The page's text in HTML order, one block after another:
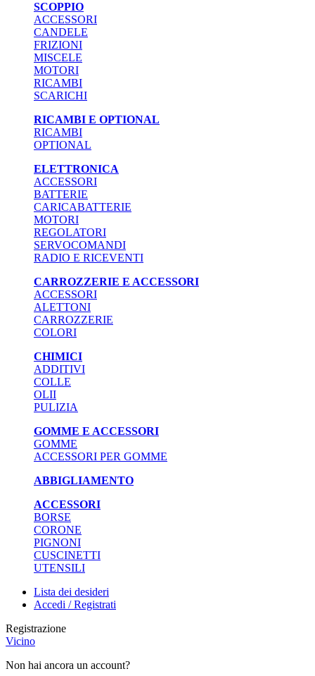
SCOPPIO
ACCESSORI
CANDELE
FRIZIONI
MISCELE
MOTORI
RICAMBI
SCARICHI
RICAMBI E OPTIONAL
RICAMBI
OPTIONAL
ELETTRONICA
ACCESSORI
BATTERIE
CARICABATTERIE
MOTORI
REGOLATORI
SERVOCOMANDI
RADIO E RICEVENTI
CARROZZERIE E ACCESSORI
ACCESSORI
ALETTONI
CARROZZERIE
COLORI
CHIMICI
ADDITIVI
COLLE
OLII
PULIZIA
GOMME E ACCESSORI
GOMME
ACCESSORI PER GOMME
ABBIGLIAMENTO
ACCESSORI
BORSE
CORONE
PIGNONI
CUSCINETTI
UTENSILI
Lista dei desideri
Accedi / Registrati
Registrazione
Vicino
Non hai ancora un account?